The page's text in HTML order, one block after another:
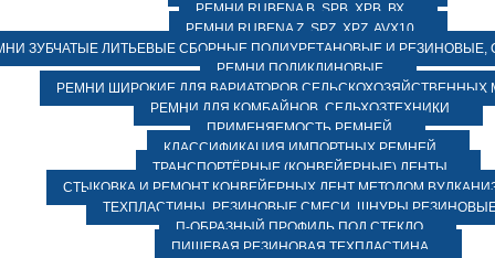
РЕМНИ RUBENA В, SPВ, ХPВ, ВХ
РЕМНИ RUBENA Z, SPZ, XPZ, AVX10
ЗУБЧАТЫЕ ЛИТЬЕВЫЕ СБОРНЫЕ ПОЛИУРЕТАНОВЫЕ И РЕЗИНОВЫЕ,
РЕМНИ ПОЛИКЛИНОВЫЕ
РЕМНИ ШИРОКИЕ ДЛЯ ВАРИАТОРОВ СЕЛЬСКОХОЗЯЙСТВЕННЫХ
РЕМНИ ДЛЯ КОМБАЙНОВ, СЕЛЬХОЗТЕХНИКИ
ПРИМЕНЯЕМОСТЬ РЕМНЕЙ
КЛАССИФИКАЦИЯ ИМПОРТНЫХ РЕМНЕЙ
ТРАНСПОРТЁРНЫЕ (КОНВЕЙЕРНЫЕ) ЛЕНТЫ
СТЫКОВКА И РЕМОНТ КОНВЕЙЕРНЫХ ЛЕНТ МЕТОДОМ
ТЕХПЛАСТИНЫ, РЕЗИНОВЫЕ СМЕСИ, ШНУРЫ
П-ОБРАЗНЫЙ ПРОФИЛЬ ПОД СТЕКЛО
ПИЩЕВАЯ РЕЗИНОВАЯ ТЕХПЛАСТИНА